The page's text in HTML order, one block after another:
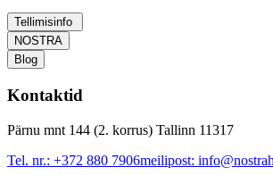
Tellimisinfo
NOSTRA
Blog
Kontaktid
Pärnu mnt 144 (2. korrus) Tallinn 11317
Tel. nr.: +372 880 7906meilipost: